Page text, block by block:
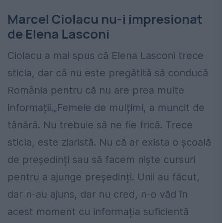
Marcel Ciolacu nu-i impresionat
de Elena Lasconi
Ciolacu a mai spus că Elena Lasconi trece
sticla, dar că nu este pregătită să conducă
România pentru că nu are prea multe
informații.„Femeie de mulțimi, a muncit de
tânără. Nu trebuie să ne fie frică. Trece
sticla, este ziaristă. Nu că ar exista o școală
de președinți sau să facem niște cursuri
pentru a ajunge președinți. Unii au făcut,
dar n-au ajuns, dar nu cred, n-o văd în
acest moment cu informația suficientă